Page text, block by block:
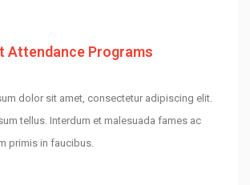
Attendance Programs
dolor sit amet, consectetur adipiscing elit.
tellus. Interdum et malesuada fames ac
primis in faucibus.